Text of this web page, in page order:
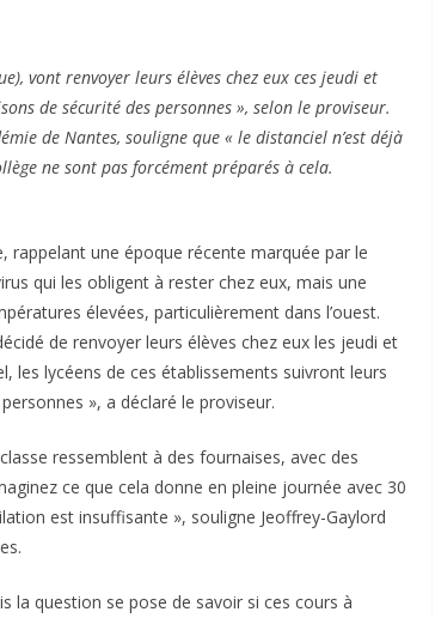
vont renvoyer leurs élèves chez eux ces jeudi et
de sécurité des personnes », selon le proviseur.
de Nantes, souligne que « le distanciel n’est déjà
ne sont pas forcément préparés à cela.
rappelant une époque récente marquée par le
qui les obligent à rester chez eux, mais une
élevées, particulièrement dans l’ouest.
de renvoyer leurs élèves chez eux les jeudi et
les lycéens de ces établissements suivront leurs
», a déclaré le proviseur.
ressemblent à des fournaises, avec des
ce que cela donne en pleine journée avec 30
est insuffisante », souligne Jeoffrey-Gaylord
la question se pose de savoir si ces cours à